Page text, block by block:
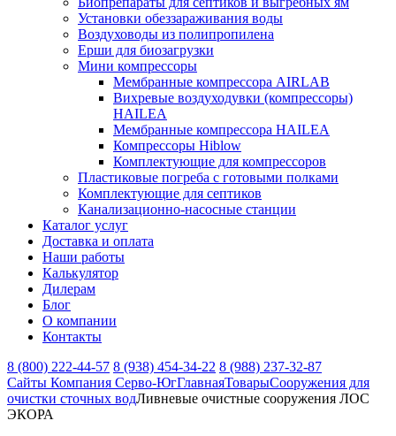
Установки обеззараживания воды
Воздуховоды из полипропилена
Ерши для биозагрузки
Мини компрессоры
Мембранные компрессора AIRLAB
Вихревые воздуходувки (компрессоры)
HAILEA
Мембранные компрессора HAILEA
Компрессоры Hiblow
Комплектующие для компрессоров
Пластиковые погреба с готовыми полками
Комплектующие для септиков
Канализационно-насосные станции
Каталог услуг
Доставка и оплата
Наши работы
Калькулятор
Дилерам
Блог
О компании
Контакты
8 (800) 222-44-57 8 (938) 454-34-22 8 (988) 237-32-87
Сайты Компания Серво-ЮгГлавнаяТоварыСооружения для
очистки сточных водЛивневые очистные сооружения ЛОС
ЭКОРА